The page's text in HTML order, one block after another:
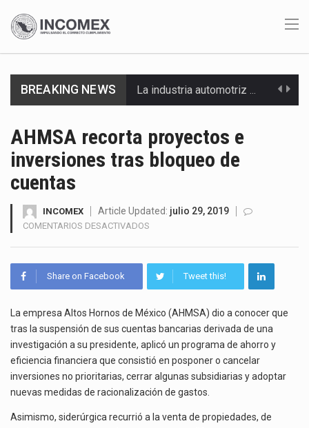
BREAKING NEWS
La industria manufacturera de exportación afiliada a Index en Nuevo León ha alcanzado hasta 10%…
Las métricas tradicionales de los parques industriales —absorción, ocupación y metros cuadrados desarrollados— resultan insuficientes…
El superávit comercial de México con Estados Unidos alcanzó 102,581 millones de dólares (mdd) en…
El Tribunal Federal de Justicia Administrativa (TFJA), a través de su Segunda Sala Regional en…
Los créditos fiscales determinados a empresas IMMEX rara vez nacen de una interpretación equivocada de…
AHMSA recorta proyectos e
inversiones tras bloqueo de
cuentas
INCOMEX Article Updated: julio 29, 2019
COMENTARIOS DESACTIVADOS
PROYECTOS
TRAS
BLOQUEO
DE
CUENTAS
Share on Facebook Tweet this!
La empresa Altos Hornos de México (AHMSA) dio a conocer que
tras la suspensión de sus cuentas bancarias derivada de una
investigación a su presidente, aplicó un programa de ahorro y
eficiencia financiera que consistió en posponer o cancelar
inversiones no prioritarias, cerrar algunas subsidiarias y adoptar
nuevas medidas de racionalización de gastos.
Asimismo, siderúrgica recurrió a la venta de propiedades, de